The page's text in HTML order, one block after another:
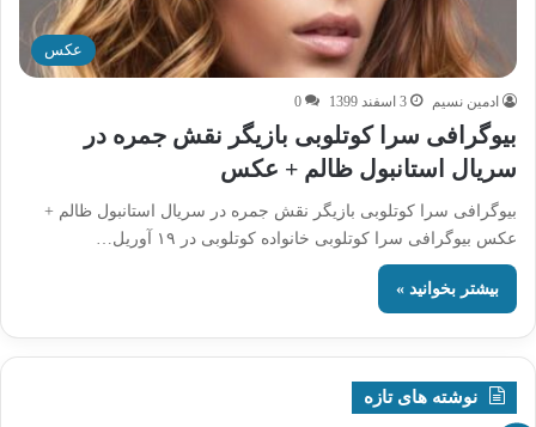
عکس
ادمین نسیم 3 اسفند 1399 0
بیوگرافی سرا کوتلوبی بازیگر نقش جمره در
سریال استانبول ظالم + عکس
بیوگرافی سرا کوتلوبی بازیگر نقش جمره در سریال استانبول ظالم +
عکس بیوگرافی سرا کوتلوبی خانواده کوتلوبی در ۱۹ آوریل…
بیشتر بخوانید »
نوشته های تازه